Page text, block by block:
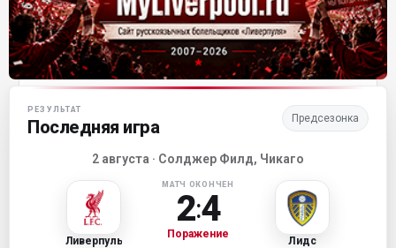
Матч-центр «Ливерпуля»
РЕЗУЛЬТАТ
Последняя игра Предсезонка
2 августа · Солджер Филд, Чикаго
Ливерпуль
МАТЧ ОКОНЧЕН
2:4
Поражение
Лидс